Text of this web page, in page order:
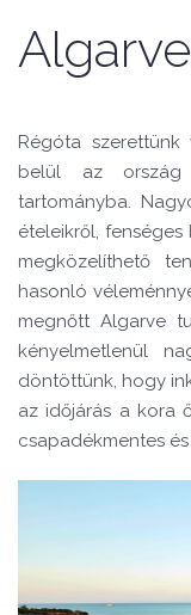
Algarve
Régóta
belül az ország
tartományba.
ételeikről,
megközelíthető
hasonló
megnőtt Algarve
kényelmetlenül
döntöttünk, hogy
az időjárás a kora
csapadékmentes és